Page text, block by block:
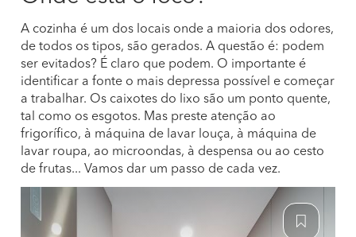
A cozinha é um dos locais onde a maioria dos odores,
de todos os tipos, são gerados. A questão é: podem
ser evitados? É claro que podem. O importante é
identificar a fonte o mais depressa possível e começar
a trabalhar. Os caixotes do lixo são um ponto quente,
tal como os esgotos. Mas preste atenção ao
frigorífico, à máquina de lavar louça, à máquina de
lavar roupa, ao microondas, à despensa ou ao cesto
de frutas... Vamos dar um passo de cada vez.